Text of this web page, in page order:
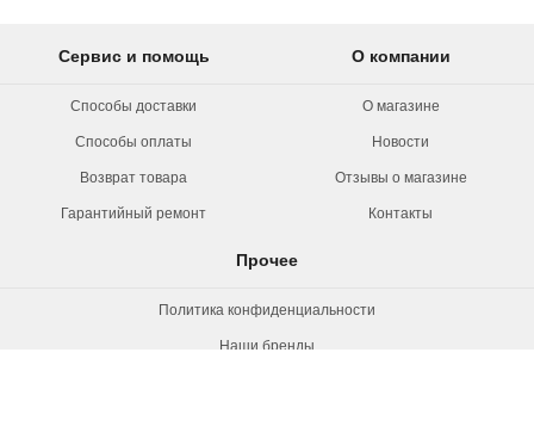
Сервис и помощь
Способы доставки
Способы оплаты
Возврат товара
Гарантийный ремонт
О компании
О магазине
Новости
Отзывы о магазине
Контакты
Прочее
Политика конфиденциальности
Наши бренды